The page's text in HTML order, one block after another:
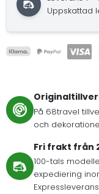
Uppskattad
På 68travel
och
Fri frakt från
100-tals
expediering